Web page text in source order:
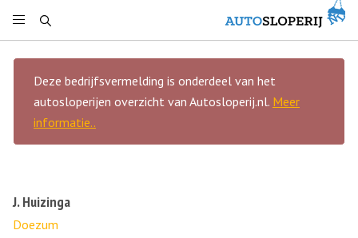
Deze bedrijfsvermelding is onderdeel van het
autosloperijen overzicht van Autosloperij.nl. Meer
informatie..
J. Huizinga
Doezum